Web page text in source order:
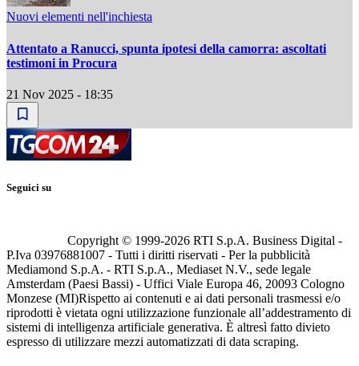
Nuovi elementi nell'inchiesta
Attentato a Ranucci, spunta ipotesi della camorra: ascoltati
testimoni in Procura
21 Nov 2025 - 18:35
Seguici su
Copyright © 1999-2026 RTI S.p.A. Business Digital -
P.Iva 03976881007 - Tutti i diritti riservati - Per la pubblicità
Mediamond S.p.A. - RTI S.p.A., Mediaset N.V., sede legale
Amsterdam (Paesi Bassi) - Uffici Viale Europa 46, 20093 Cologno
Monzese (MI)Rispetto ai contenuti e ai dati personali trasmessi e/o
riprodotti è vietata ogni utilizzazione funzionale all’addestramento di
sistemi di intelligenza artificiale generativa. È altresì fatto divieto
espresso di utilizzare mezzi automatizzati di data scraping.